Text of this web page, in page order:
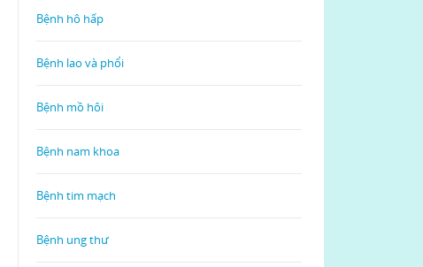
Bệnh hô hấp
Bệnh lao và phổi
Bệnh mồ hôi
Bệnh nam khoa
Bệnh tim mạch
Bệnh ung thư